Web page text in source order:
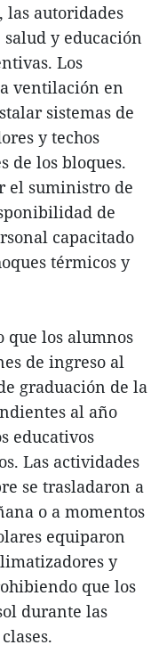
las autoridades
y educación
Los
ventilación en
sistemas de
y techos
de los bloques.
el suministro de
de
capacitado
térmicos y
que los alumnos
de ingreso al
graduación de la
al año
educativos
Las actividades
se trasladaron a
o a momentos
equiparon
y
que los
durante las